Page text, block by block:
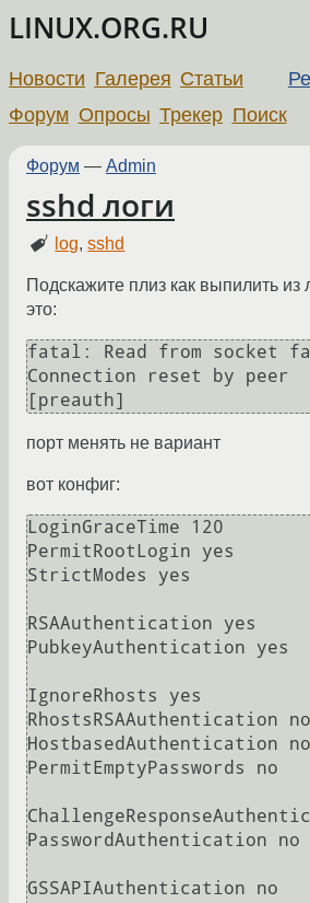
LINUX.ORG.RU
Новости Галерея Статьи
Форум Опросы Трекер Поиск
Форум — Admin
sshd логи
log,sshd
Подскажите плиз как выпилить из
это:
fatal: Read from socket
Connection reset by peer
порт менять не вариант
вот конфиг:
LoginGraceTime 120
PermitRootLogin yes
StrictModes yes
RSAAuthentication yes
PubkeyAuthentication yes
IgnoreRhosts yes
RhostsRSAAuthentication no
HostbasedAuthentication no
PermitEmptyPasswords no
PasswordAuthentication no
GSSAPIAuthentication no